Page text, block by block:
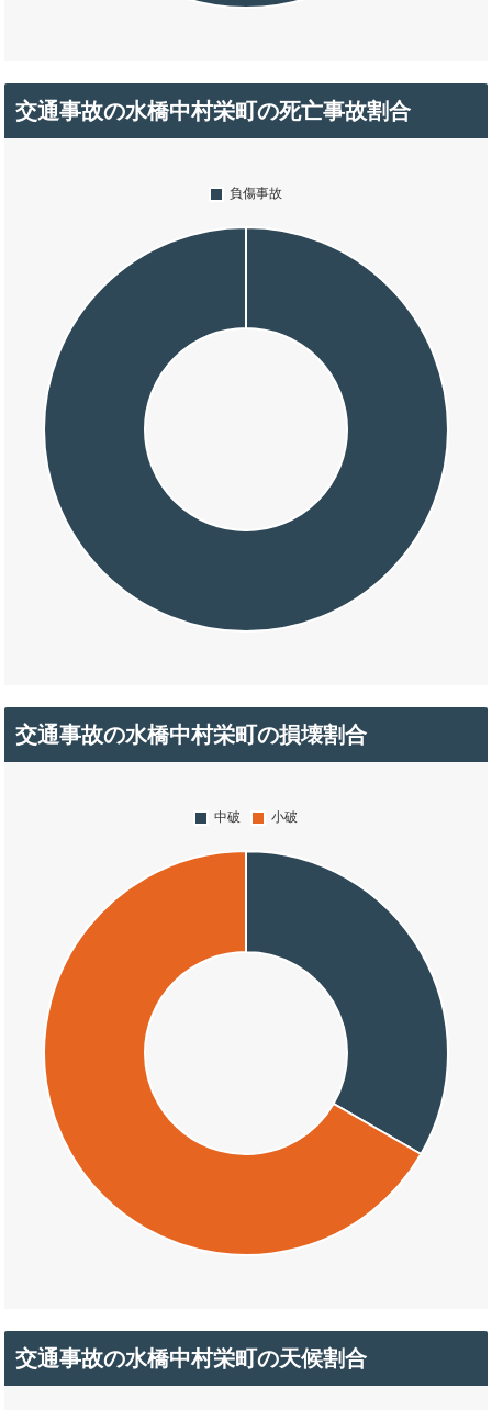
交通事故の水橋中村栄町の死亡事故割合
交通事故の水橋中村栄町の損壊割合
交通事故の水橋中村栄町の天候割合